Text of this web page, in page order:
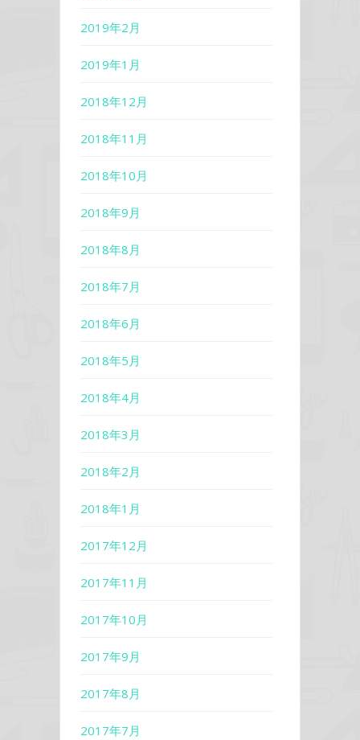
2019年2月
2019年1月
2018年12月
2018年11月
2018年10月
2018年9月
2018年8月
2018年7月
2018年6月
2018年5月
2018年4月
2018年3月
2018年2月
2018年1月
2017年12月
2017年11月
2017年10月
2017年9月
2017年8月
2017年7月